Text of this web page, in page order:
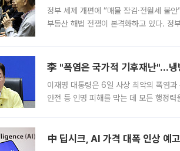
정부 세제 개편에 “매물 잠김·전월세 불
부동산 해법 전쟁이 본격화하고 있다. 정
李 "폭염은 국가적 기후재난"…냉
이재명 대통령은 6일 사상 최악의 폭염
안전 등 인명 피해를 막는 데 모든 행정
中 딥시크, AI 가격 대폭 인상 예